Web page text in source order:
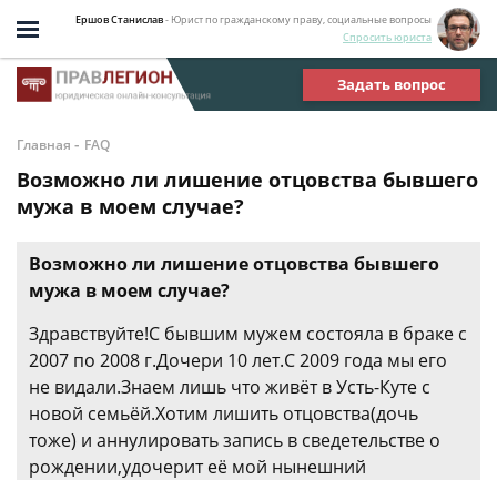
Ершов Станислав- Юрист по гражданскому праву, социальные вопросы
Спросить юриста
Задать вопрос
Главная - FAQ
Возможно ли лишение отцовства бывшего
мужа в моем случае?
Возможно ли лишение отцовства бывшего
мужа в моем случае?
Здравствуйте!С бывшим мужем состояла в браке с
2007 по 2008 г.Дочери 10 лет.С 2009 года мы его
не видали.Знаем лишь что живёт в Усть-Куте с
новой семьёй.Хотим лишить отцовства(дочь
тоже) и аннулировать запись в сведетельстве о
рождении,удочерит её мой нынешний